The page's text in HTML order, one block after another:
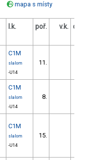
mapa s místy
l.k. poř. v.k.
C1M
slalom
-U14
11.
C1M
slalom
-U14
8.
C1M
slalom
-U14
15.